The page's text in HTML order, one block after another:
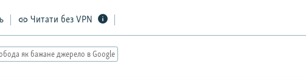
Читати без VPN
як бажане джерело в Google